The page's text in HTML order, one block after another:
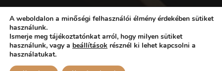
A weboldalon a minőségi felhasználói élmény érdekében sütiket
használunk.
Ismerje meg tájékoztatónkat arról, hogy milyen sütiket
használunk, vagy a beállítások résznél ki lehet kapcsolni a
használatukat.